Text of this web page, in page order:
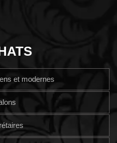
et modernes